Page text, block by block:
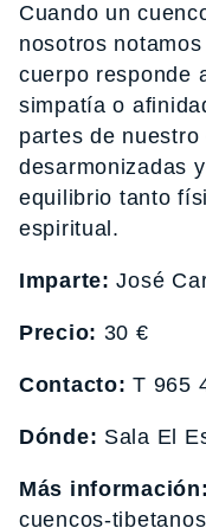
Cuando un
nosotros
cuerpo responde
simpatía o
partes de
desarmonizadas
equilibrio tanto
espiritual.
Imparte: José
Precio: 30 €
Contacto: T 965
Dónde: Sala El
Más información:
cuencos-